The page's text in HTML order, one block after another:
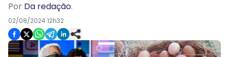
Por Da redação.
02/08/2024 12h32